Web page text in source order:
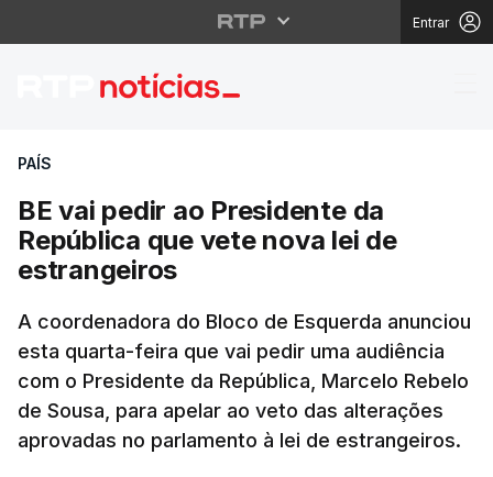
Entrar
BE vai pedir ao
PAÍS
BE vai pedir ao Presidente da
República que vete nova lei de
estrangeiros
A coordenadora do Bloco de Esquerda anunciou
esta quarta-feira que vai pedir uma audiência
com o Presidente da República, Marcelo Rebelo
de Sousa, para apelar ao veto das alterações
aprovadas no parlamento à lei de estrangeiros.